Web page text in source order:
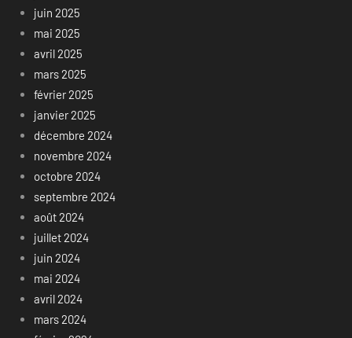
juin 2025
mai 2025
avril 2025
mars 2025
février 2025
janvier 2025
décembre 2024
novembre 2024
octobre 2024
septembre 2024
août 2024
juillet 2024
juin 2024
mai 2024
avril 2024
mars 2024